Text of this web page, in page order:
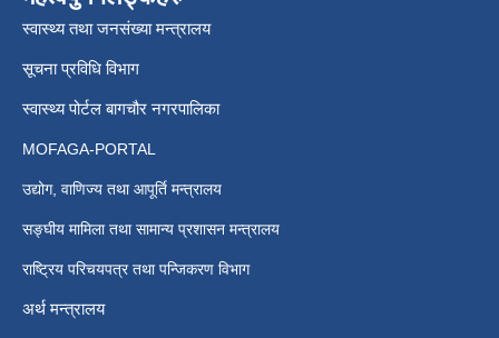
स्वास्थ्य तथा जनसंख्या मन्त्रालय
सूचना प्रविधि विभाग
स्वास्थ्य पोर्टल बागचौर नगरपालिका
MOFAGA-PORTAL
उद्योग, वाणिज्य तथा आपूर्ति मन्त्रालय
सङ्घीय मामिला तथा सामान्य प्रशासन मन्त्रालय
राष्ट्रिय परिचयपत्र तथा पन्जिकरण विभाग
अर्थ मन्त्रालय